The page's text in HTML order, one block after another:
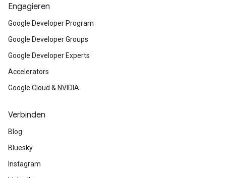
Engagieren
Google Developer Program
Google Developer Groups
Google Developer Experts
Accelerators
Google Cloud & NVIDIA
Verbinden
Blog
Bluesky
Instagram